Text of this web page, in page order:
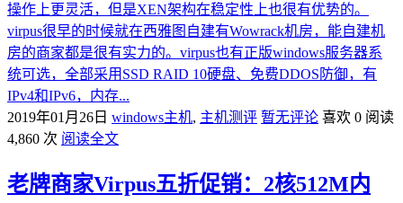
操作上更灵活，但是XEN架构在稳定性上也很有优势的。
virpus很早的时候就在西雅图自建有Wowrack机房，能自建机
房的商家都是很有实力的。virpus也有正版windows服务器系
统可选，全部采用SSD RAID 10硬盘、免费DDOS防御，有
IPv4和IPv6，内存...
2019年01月26日 windows主机, 主机测评 暂无评论 喜欢 0 阅读
4,860 次 阅读全文
老牌商家Virpus五折促销：2核512M内